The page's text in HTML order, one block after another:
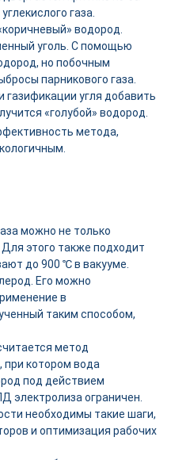
газа.
водород.
уголь. С помощью
но побочным
парникового газа.
газификации угля добавить
«голубой» водород.
метода,
можно не только
этого также подходит
до 900 ℃ в вакууме.
Его можно
в
таким способом,
метод
при котором вода
под действием
электролиза ограничен.
необходимы такие шаги,
и оптимизация рабочих